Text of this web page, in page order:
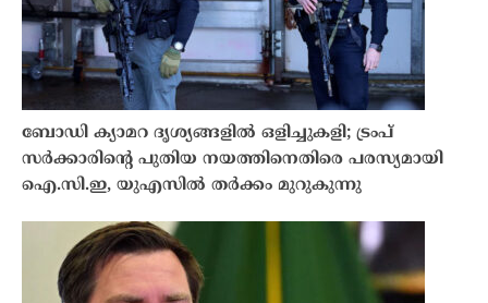
ബോഡി ക്യാമറ ദൃശ്യങ്ങളിൽ ഒളിച്ചുകളി; ട്രംപ്
സർക്കാരിൻ്റെ പുതിയ നയത്തിനെതിരെ പരസ്യമായി
ഐ.സി.ഇ, യുഎസിൽ തർക്കം മുറുകുന്നു